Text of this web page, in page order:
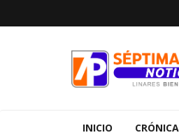
INICIO CRÓNICA